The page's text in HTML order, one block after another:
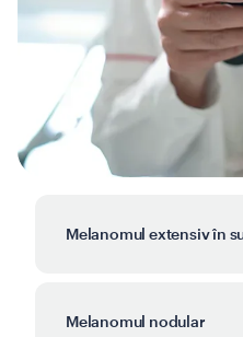
Melanomul extensiv în
Melanomul nodular